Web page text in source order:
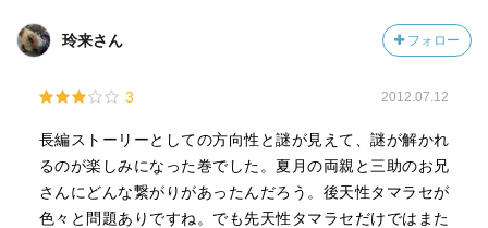
玲来さん フォロー
3 2012.07.12
長編ストーリーとしての方向性と謎が見えて、謎が解かれ
るのが楽しみになった巻でした。夏月の両親と三助のお兄
さんにどんな繋がりがあったんだろう。後天性タマラセが
色々と問題ありですね。でも先天性タマラセだけではまた